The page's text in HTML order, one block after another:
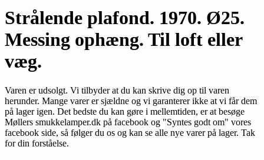
Strålende plafond. 1970. Ø25.
Messing ophæng. Til loft eller
væg.
Varen er udsolgt. Vi tilbyder at du kan skrive dig op til varen
herunder. Mange varer er sjældne og vi garanterer ikke at vi får dem
på lager igen. Det bedste du kan gøre i mellemtiden, er at besøge
Møllers smukkelamper.dk på facebook og "Syntes godt om" vores
facebook side, så følger du os og kan se alle nye varer på lager. Tak
for din forståelse.